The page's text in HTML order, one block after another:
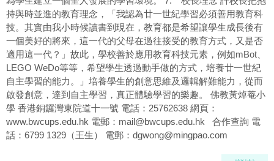
持與時並進的教育理念，「我認為廿一世紀學習必須善用教育科
技。其實由我小時候讀書到現在，教育都是希望讓學生成長後有
一個美好的將來，這一代的父母在過往接受的教育方式，又是否
適用這一代？」故此，學校善於應用教育科技元素，例如mBot、
LEGO WeDo等等，希望學生透過動手做的方式，培養廿一世紀
自主學習的能力。」培養學生的創意思維及邏輯解難能力，從而
啟發創意，達到自主學習，真正體驗學習的樂趣。 佛教黃焯菴小
學 香港銅鑼灣東院道十一號 電話：25762638 網頁：
www.bwcups.edu.hk 電郵：mail@bwcups.edu.hk 合作查詢 電
話：6799 1329（王生） 電郵：dgwong@mingpao.com